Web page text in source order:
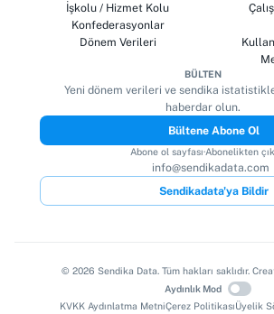
İşkolu / Hizmet Kolu
Konfederasyonlar
Dönem Verileri
BÜLTEN
Yeni dönem verileri ve sendika
haberdar olun.
Bültene Abone Ol
Abone ol sayfası·Abonelikten çık
info@sendikadata.com
Sendikadata'ya Bildir
© 2026 Sendika Data. Tüm hakları saklıdır.
Aydınlık Mod
KVKK Aydınlatma MetniÇerez PolitikasıÜyelik